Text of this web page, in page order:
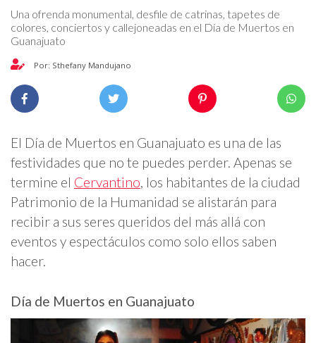
Una ofrenda monumental, desfile de catrinas, tapetes de
colores, conciertos y callejoneadas en el Día de Muertos en
Guanajuato
Por: Sthefany Mandujano
El Día de Muertos en Guanajuato es una de las
festividades que no te puedes perder. Apenas se
termine el Cervantino, los habitantes de la ciudad
Patrimonio de la Humanidad se alistarán para
recibir a sus seres queridos del más allá con
eventos y espectáculos como solo ellos saben
hacer.
Día de Muertos en Guanajuato